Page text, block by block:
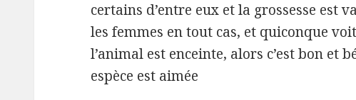
certains d’entre eux et la grossesse est
les femmes en tout cas, et quiconque
l’animal est enceinte, alors c’est bon et
espèce est aimée